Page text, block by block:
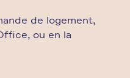
de logement,
ou en la